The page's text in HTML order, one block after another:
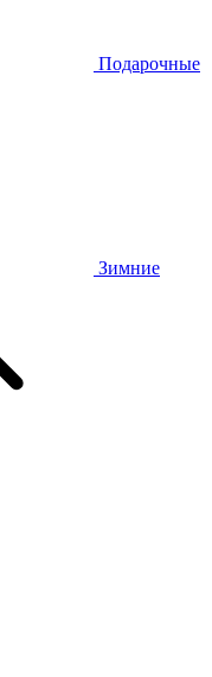
Подарочные
Зимние